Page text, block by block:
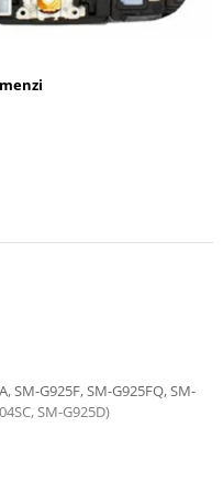
SM-G925F, SM-G925FQ, SM-
SM-G925D)